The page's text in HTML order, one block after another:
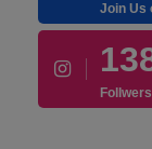
Join Us
Follwers